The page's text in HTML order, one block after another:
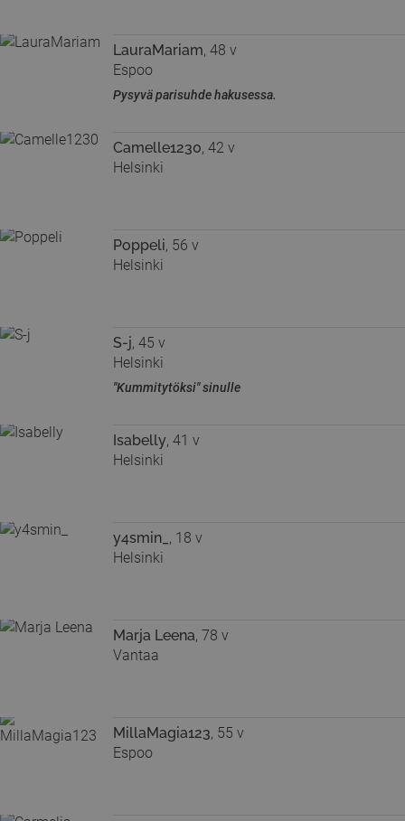
LauraMariam, 48 v
Espoo
Pysyvä parisuhde hakusessa.
Camelle1230, 42 v
Helsinki
Poppeli, 56 v
Helsinki
S-j, 45 v
Helsinki
"Kummitytöksi" sinulle
Isabelly, 41 v
Helsinki
y4smin_ , 18 v
Helsinki
Marja Leena, 78 v
Vantaa
MillaMagia123, 55 v
Espoo